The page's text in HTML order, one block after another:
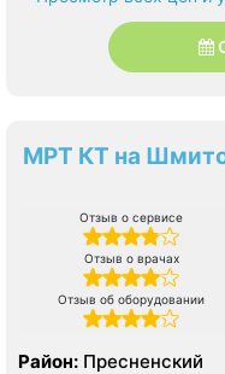
МРТ КТ на
Отзыв о сервисе
Отзыв о врачах
Отзыв об оборудовании
Район: Пресненский